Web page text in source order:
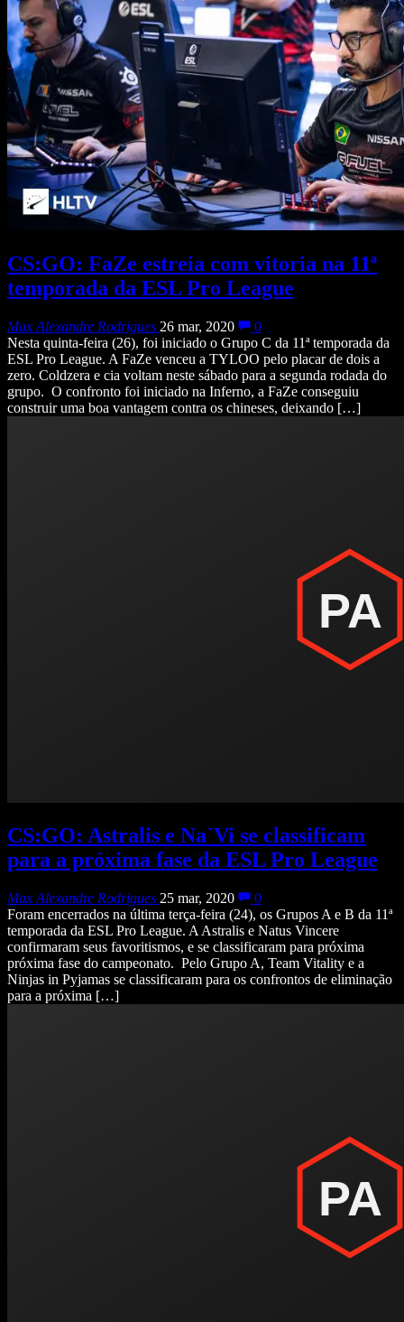
CS:GO: FaZe estreia com vitoria na 11ª
temporada da ESL Pro League
Max Alexandre Rodrigues 26 mar, 2020
0
Nesta quinta-feira (26), foi iniciado o Grupo C da 11ª temporada da
ESL Pro League. A FaZe venceu a TYLOO pelo placar de dois a
zero. Coldzera e cia voltam neste sábado para a segunda rodada do
grupo. O confronto foi iniciado na Inferno, a FaZe conseguiu
construir uma boa vantagem contra os chineses, deixando […]
CS:GO: Astralis e Na`Vi se classificam
para a próxima fase da ESL Pro League
Max Alexandre Rodrigues 25 mar, 2020
0
Foram encerrados na última terça-feira (24), os Grupos A e B da 11ª
temporada da ESL Pro League. A Astralis e Natus Vincere
confirmaram seus favoritismos, e se classificaram para próxima
próxima fase do campeonato. Pelo Grupo A, Team Vitality e a
Ninjas in Pyjamas se classificaram para os confrontos de eliminação
para a próxima […]